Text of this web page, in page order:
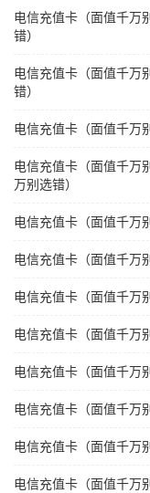
电信充值卡（面值千万
错）
电信充值卡（面值千万
错）
电信充值卡（面值千万
电信充值卡（面值千万
万别选错）
电信充值卡（面值千万
电信充值卡（面值千万
电信充值卡（面值千万
电信充值卡（面值千万
电信充值卡（面值千万
电信充值卡（面值千万
电信充值卡（面值千万
电信充值卡（面值千万